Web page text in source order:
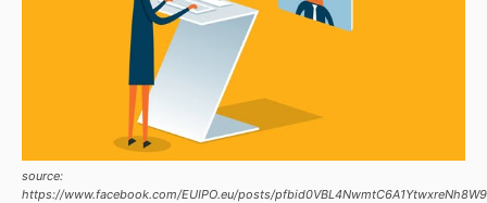
source:
https://www.facebook.com/EUIPO.eu/posts/